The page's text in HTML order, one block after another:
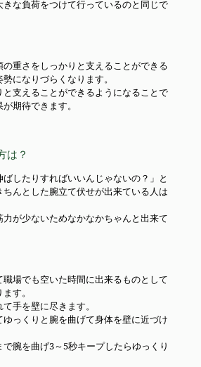
な負荷をつけて行っているのと同じで
の重さをしっかりと支えることができる
になりづらくなります。
支えることができるようになることで
期待できます。
は？
ばしたりすればいいんじゃないの？」と
んとした腕立て伏せが出来ている人は
が少ないためなかなかちゃんと出来て
場でも空いた時間に出来るものとして
す。
手を壁に尽きます。
っくりと腕を曲げて身体を壁に近づけ
腕を曲げ3～5秒キープしたらゆっくり